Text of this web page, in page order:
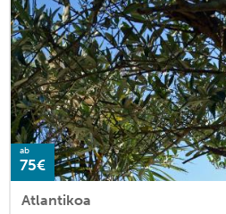
ab
75€
Atlantikoa